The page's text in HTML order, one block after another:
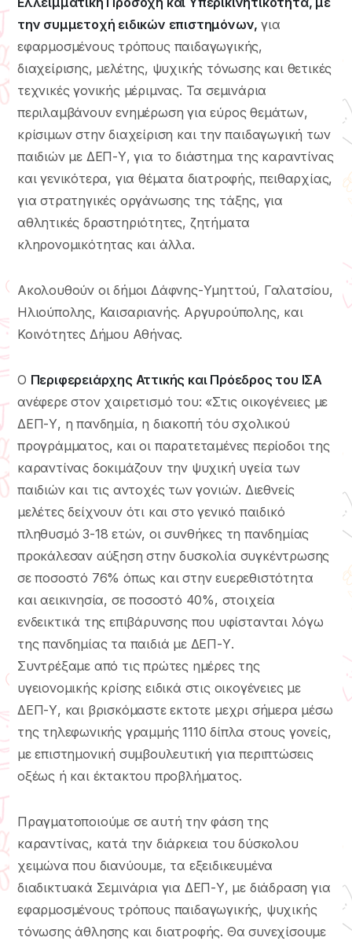
την συμμετοχή ειδικών επιστημόνων, για
εφαρμοσμένους τρόπους παιδαγωγικής,
διαχείρισης, μελέτης, ψυχικής τόνωσης και θετικές
τεχνικές γονικής μέριμνας. Τα σεμινάρια
περιλαμβάνουν ενημέρωση για εύρος θεμάτων,
κρίσιμων στην διαχείριση και την παιδαγωγική των
παιδιών με ΔΕΠ-Υ, για το διάστημα της καραντίνας
και γενικότερα, για θέματα διατροφής, πειθαρχίας,
για στρατηγικές οργάνωσης της τάξης, για
αθλητικές δραστηριότητες, ζητήματα
κληρονομικότητας και άλλα.
Ακολουθούν οι δήμοι Δάφνης-Υμηττού, Γαλατσίου,
Ηλιούπολης, Καισαριανής. Αργυρούπολης, και
Κοινότητες Δήμου Αθήνας.
Ο Περιφερειάρχης Αττικής και Πρόεδρος του ΙΣΑ
ανέφερε στον χαιρετισμό του: «Στις οικογένειες με
ΔΕΠ-Υ, η πανδημία, η διακοπή τόυ σχολικού
προγράμματος, και οι παρατεταμένες περίοδοι της
καραντίνας δοκιμάζουν την ψυχική υγεία των
παιδιών και τις αντοχές των γονιών. Διεθνείς
μελέτες δείχνουν ότι και στο γενικό παιδικό
πληθυσμό 3-18 ετών, οι συνθήκες τη πανδημίας
προκάλεσαν αύξηση στην δυσκολία συγκέντρωσης
σε ποσοστό 76% όπως και στην ευερεθιστότητα
και αεικινησία, σε ποσοστό 40%, στοιχεία
ενδεικτικά της επιβάρυνσης που υφίστανται λόγω
της πανδημίας τα παιδιά με ΔΕΠ-Υ.
Συντρέξαμε από τις πρώτες ημέρες της
υγειονομικής κρίσης ειδικά στις οικογένειες με
ΔΕΠ-Υ, και βρισκόμαστε εκτοτε μεχρι σήμερα μέσω
της τηλεφωνικής γραμμής 1110 δίπλα στους γονείς,
με επιστημονική συμβουλευτική για περιπτώσεις
οξέως ή και έκτακτου προβλήματος.
Πραγματοποιούμε σε αυτή την φάση της
καραντίνας, κατά την διάρκεια του δύσκολου
χειμώνα που διανύουμε, τα εξειδικευμένα
διαδικτυακά Σεμινάρια για ΔΕΠ-Υ, με διάδραση για
εφαρμοσμένους τρόπους παιδαγωγικής, ψυχικής
τόνωσης άθλησης και διατροφής. Θα συνεχίσουμε